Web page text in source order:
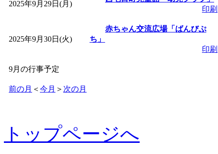
2025年9月29日(月)
印刷
2025年9月30日(火)
赤ちゃん交流広場「ばんびぷ
ち」
印刷
9月の行事予定
前の月 ＜ 今月 ＞ 次の月
トップページへ